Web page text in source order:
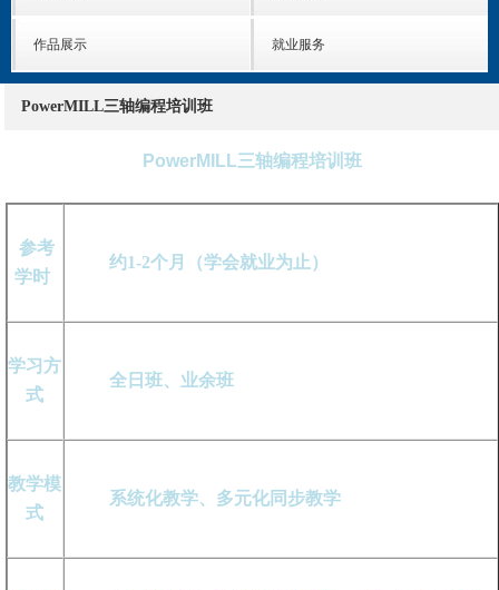
作品展示 就业服务
PowerMILL三轴编程培训班
PowerMILL三轴编程培训班
参考
学时
约1-2个月（学会就业为止）
学习方
式
全日班、业余班
教学模
式
系统化教学、多元化同步教学